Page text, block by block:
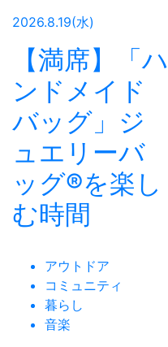
2026.8.19(水)
【満席】「ハ
ンドメイド
バッグ」ジ
ュエリーバ
ッグ®を楽し
む時間
アウトドア
コミュニティ
暮らし
音楽